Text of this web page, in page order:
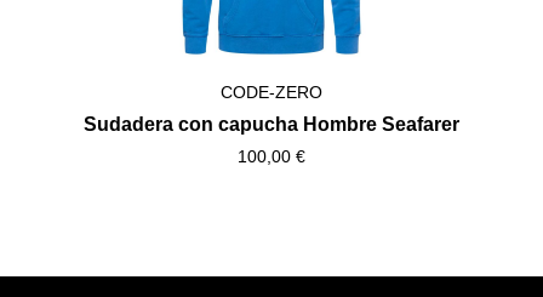
CODE-ZERO
Sudadera con capucha Hombre Seafarer
100,00 €